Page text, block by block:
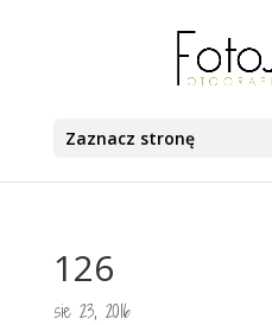
Zaznacz stronę
126
sie 23, 2016